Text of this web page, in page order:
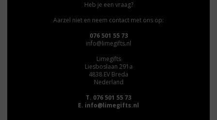
Heb je een vraag?
Aarzel niet en neem contact met ons op:
076 501 55 73
info@limegifts.nl
Limegifts
Liesboslaan 291a
4838 EV Breda
Nederland
T. 076 501 55 73
E. info@limegifts.nl